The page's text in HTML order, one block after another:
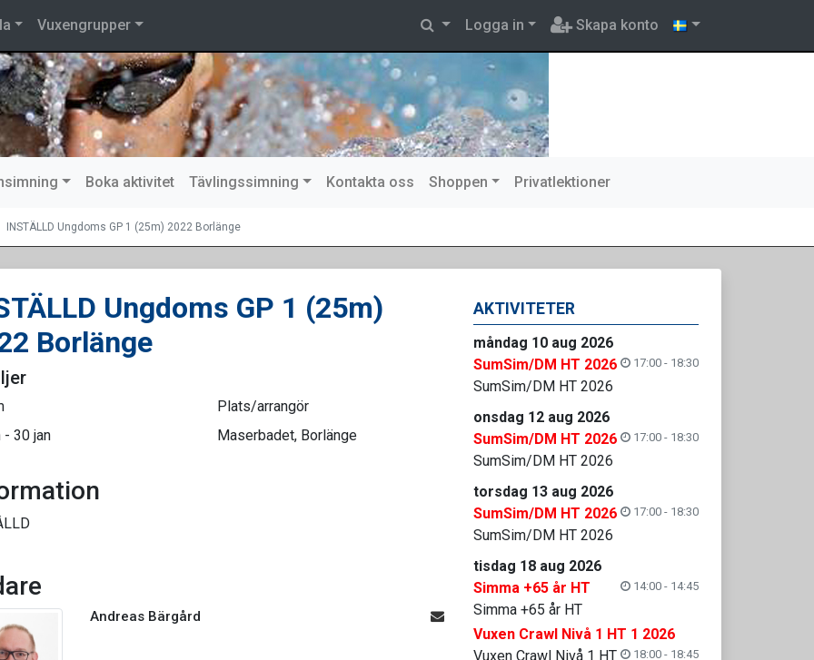
Vuxengrupper Logga in Skapa konto
Boka aktivitet Tävlingssimning Kontakta oss Shoppen Privatlektioner
INSTÄLLD Ungdoms GP 1 (25m) 2022 Borlänge
Ungdoms GP 1 (25m)
Borlänge
- 30 jan
Plats/arrangör
Maserbadet, Borlänge
Andreas Bärgård
AKTIVITETER
måndag 10 aug 2026
SumSim/DM HT 2026
17:00 - 18:30
SumSim/DM HT 2026
onsdag 12 aug 2026
SumSim/DM HT 2026
17:00 - 18:30
SumSim/DM HT 2026
torsdag 13 aug 2026
SumSim/DM HT 2026
17:00 - 18:30
SumSim/DM HT 2026
tisdag 18 aug 2026
Simma +65 år HT
14:00 - 14:45
Simma +65 år HT
Vuxen Crawl Nivå 1 HT 1 2026
18:00 - 18:45
Vuxen Crawl Nivå 1 HT